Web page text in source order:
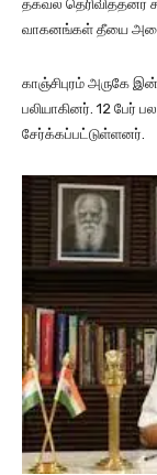
தகவல் தெரிவித்தனர்
வாகனங்கள் தீயை
காஞ்சிபுரம் அருகே
பலியாகினர். 12 பேர்
சேர்க்கப்பட்டுள்ளனர்.